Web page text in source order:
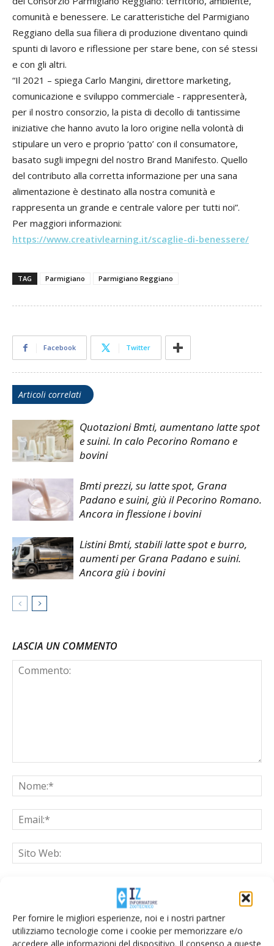
Per fornire le migliori esperienze, noi e i nostri partner
utilizziamo tecnologie come i cookie per memorizzare e/o
accedere alle informazioni del dispositivo. Il consenso a queste
comunità e benessere. Le caratteristiche del Parmigiano
Reggiano della sua filiera di produzione diventano quindi
spunti di lavoro e riflessione per stare bene, con sé stessi
e con gli altri.
“Il 2021 – spiega Carlo Mangini, direttore marketing,
comunicazione e sviluppo commerciale - rappresenterà,
per il nostro consorzio, la pista di decollo di tantissime
iniziative che hanno avuto la loro origine nella volontà di
stipulare un vero e proprio ‘patto’ con il consumatore,
basato sugli impegni del nostro Brand Manifesto. Quello
del contributo alla corretta informazione per una sana
alimentazione è destinato alla nostra comunità e
rappresenta un grande e centrale valore per tutti noi”.
Per maggiori informazioni:
https://www.creativlearning.it/scaglie-di-benessere/
TAG Parmigiano Parmigiano Reggiano
Facebook Twitter
Articoli correlati
Quotazioni Bmti, aumentano latte spot
e suini. In calo Pecorino Romano e
bovini
Bmti prezzi, su latte spot, Grana
Padano e suini, giù il Pecorino Romano.
Ancora in flessione i bovini
Listini Bmti, stabili latte spot e burro,
aumenti per Grana Padano e suini.
Ancora giù i bovini
LASCIA UN COMMENTO
prossima volta che commento.